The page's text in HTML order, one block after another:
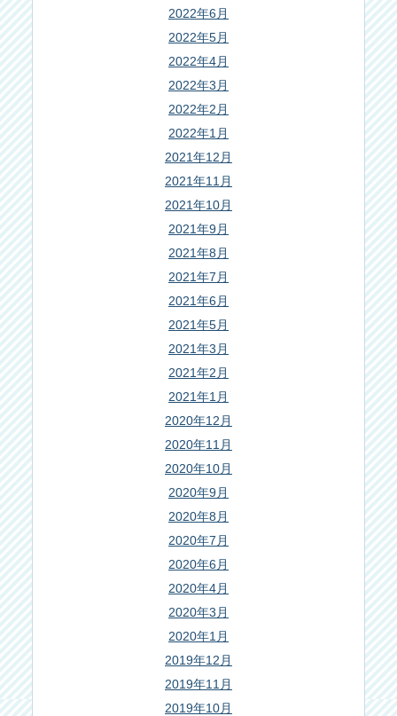
2022年6月
2022年5月
2022年4月
2022年3月
2022年2月
2022年1月
2021年12月
2021年11月
2021年10月
2021年9月
2021年8月
2021年7月
2021年6月
2021年5月
2021年3月
2021年2月
2021年1月
2020年12月
2020年11月
2020年10月
2020年9月
2020年8月
2020年7月
2020年6月
2020年4月
2020年3月
2020年1月
2019年12月
2019年11月
2019年10月